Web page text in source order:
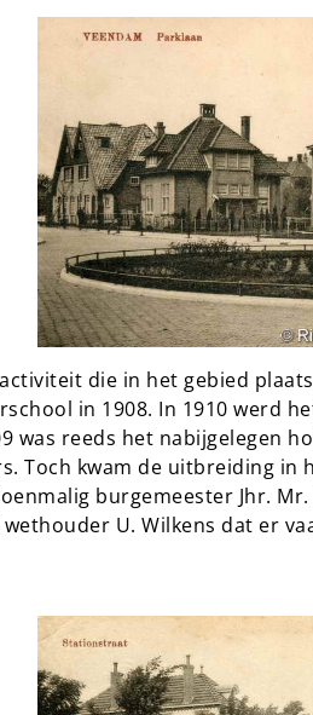
die in het gebied
in 1908. In 1910 werd
was reeds het nabijgelegen
Toch kwam de uitbreiding
burgemeester Jhr.
U. Wilkens dat er